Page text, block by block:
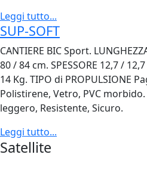
Leggi tutto...
SUP-SOFT
CANTIERE BIC Sport.
80 / 84 cm. SPESSORE 12,7 /
14 Kg. TIPO di PROPULSIONE
Polistirene, Vetro, PVC morbido.
leggero, Resistente, Sicuro.
Leggi tutto...
Satellite